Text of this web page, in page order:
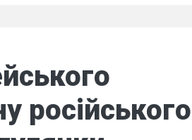
російського